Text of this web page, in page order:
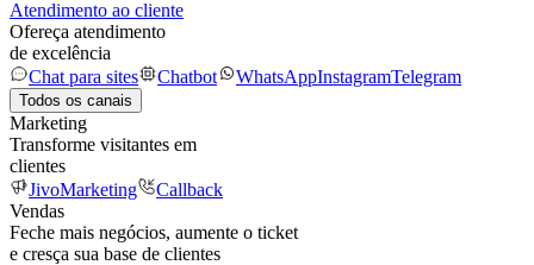
Atendimento ao cliente
Ofereça atendimento
de excelência
Chat para sites
Chatbot WhatsAppInstagramTelegram
Todos os canais
Marketing
Transforme visitantes em
clientes
JivoMarketing
Callback
Vendas
Feche mais negócios, aumente o ticket
e cresça sua base de clientes